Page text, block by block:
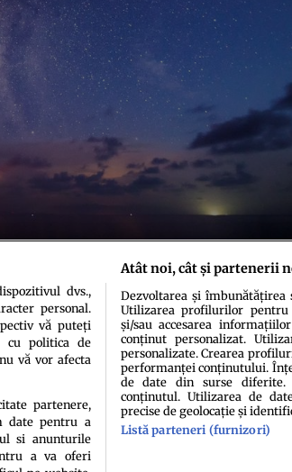
Politica de cookiesTermeni şi condiţiiEchipa
dvs.,
personal.
vă puteți
cu politica de
vă vor afecta
partenere,
date pentru a
si anunturile
a va oferi
Atât noi, cât și partenerii
Dezvoltarea și îmbunătățirea
Utilizarea profilurilor pentru
și/sau accesarea
conținut personalizat.
personalizate. Crearea
performanței conținutului.
de date din surse diferite.
conținutul. Utilizarea de
precise de geolocație și
Listă parteneri (furnizori)